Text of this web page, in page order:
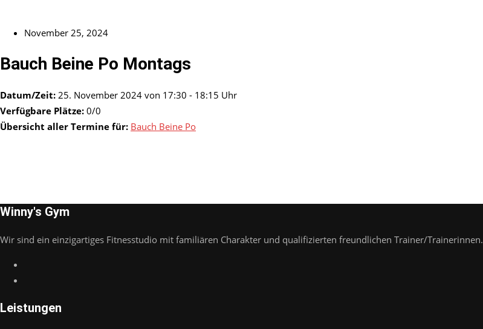
November 25, 2024
Bauch Beine Po Montags
Datum/Zeit: 25. November 2024 von 17:30 - 18:15 Uhr
Verfügbare Plätze: 0/0
Übersicht aller Termine für: Bauch Beine Po
Winny's Gym
Wir sind ein einzigartiges Fitnesstudio mit familiären Charakter und qualifizierten freundlichen Trainer/Trainerinnen.
Leistungen